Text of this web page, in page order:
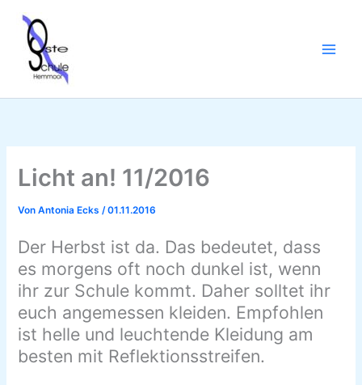
Inhalt
springen
Licht an! 11/2016
VonAntonia Ecks/01.11.2016
Der Herbst ist da. Das bedeutet, dass
es morgens oft noch dunkel ist, wenn
ihr zur Schule kommt. Daher solltet ihr
euch angemessen kleiden. Empfohlen
ist helle und leuchtende Kleidung am
besten mit Reflektionsstreifen.